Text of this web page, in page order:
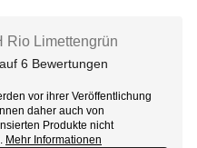
Rio Limettengrün
6 Bewertungen
vor ihrer Veröffentlichung
daher auch von
Produkte nicht
Mehr Informationen